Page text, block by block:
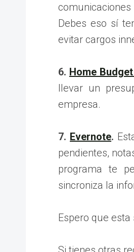
Debes eso sí
evitar cargos
6. Home
llevar un
empresa.
7. Evernote.
pendientes,
programa te
sincroniza la
Espero que